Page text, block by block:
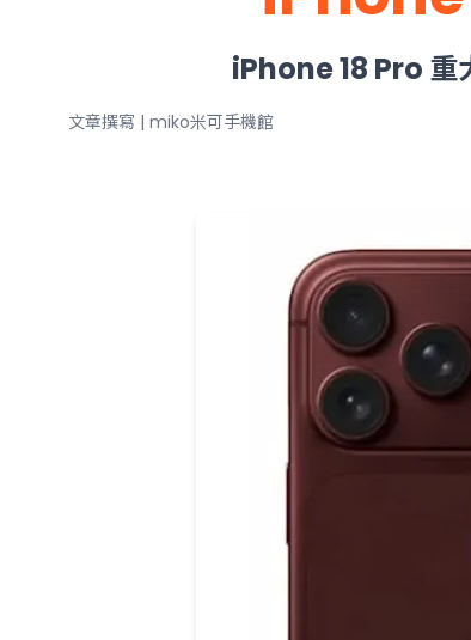
iPhone 18 Pro 重
文章撰寫 | miko米可手機館